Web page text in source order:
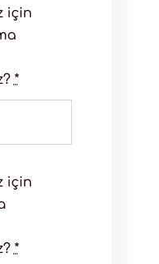
için
*
için
*